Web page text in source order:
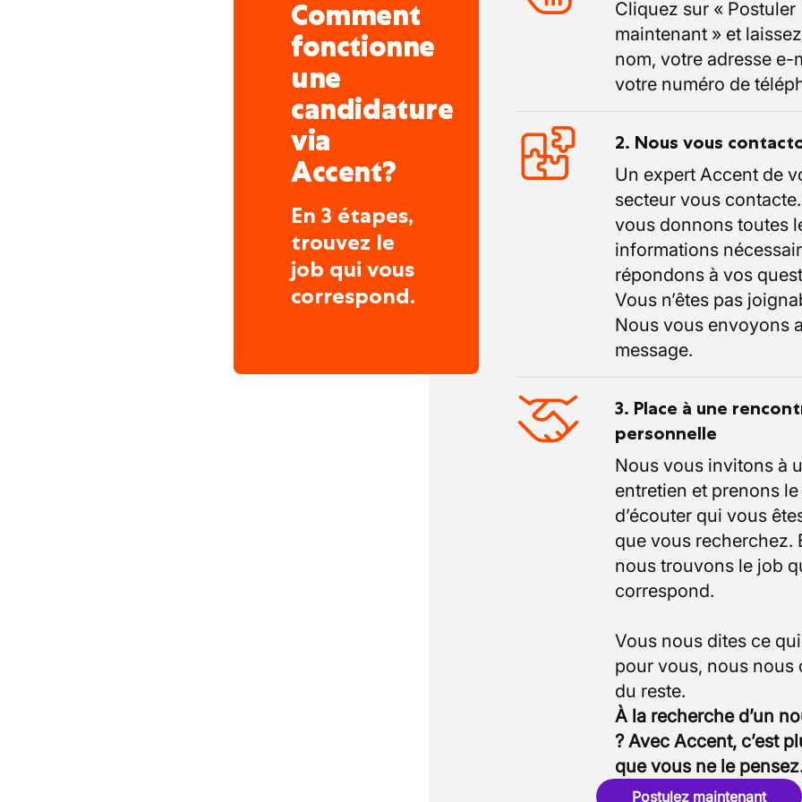
Comment
fonctionne
une
candidature
via
Accent?
En 3 étapes,
trouvez le
job qui vous
correspond.
Cliquez sur « Postuler
maintenant » et
nom, votre adresse e-
votre numéro de
2. Nous vous
Un expert Accent de
secteur vous
vous donnons toutes
informations
répondons à vos
Vous n’êtes pas
Nous vous envoyons
message.
3. Place à une
personnelle
Nous vous invitons à
entretien et prenons
d’écouter qui vous
que vous recherchez.
nous trouvons le job
correspond.
Vous nous dites ce
pour vous, nous nous
À la recherche d’un
? Avec Accent, c’est
que vous ne le
Postulez maintenant